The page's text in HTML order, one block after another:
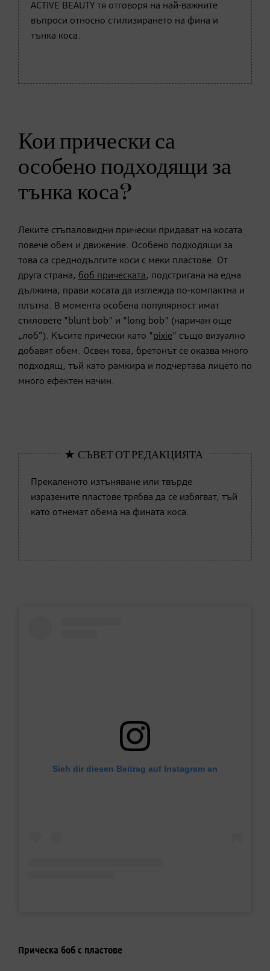
ACTIVE BEAUTY тя отговоря на най-важните
въпроси относно стилизирането на фина и
тънка коса.
Кои прически са
особено подходящи за
тънка коса?
Леките стъпаловидни прически придават на косата
повече обем и движение. Особено подходящи за
това са среднодългите коси с меки пластове. От
друга страна, боб прическата, подстригана на една
дължина, прави косата да изглежда по-компактна и
плътна. В момента особена популярност имат
стиловете "blunt bob" и "long bob" (наричан още
„лоб“). Късите прически като "pixie" също визуално
добавят обем. Освен това, бретонът се оказва много
подходящ, тъй като рамкира и подчертава лицето по
много ефектен начин.
Прекаленото изтъняване или твърде
изразените пластове трябва да се избягват, тъй
като отнемат обема на фината коса.
Sieh dir diesen Beitrag auf Instagram an
Прическа боб с пластове